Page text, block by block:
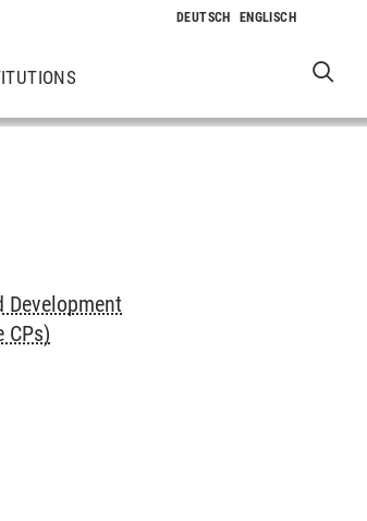
Development
CPs)